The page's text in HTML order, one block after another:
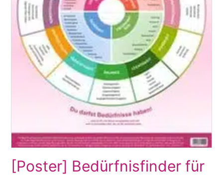
[Poster] Bedürfnisfinder für